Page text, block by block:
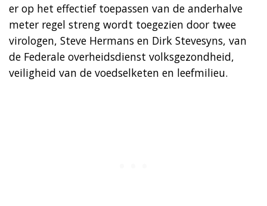
er op het effectief toepassen van de anderhalve
meter regel streng wordt toegezien door twee
virologen, Steve Hermans en Dirk Stevesyns, van
de Federale overheidsdienst volksgezondheid,
veiligheid van de voedselketen en leefmilieu.